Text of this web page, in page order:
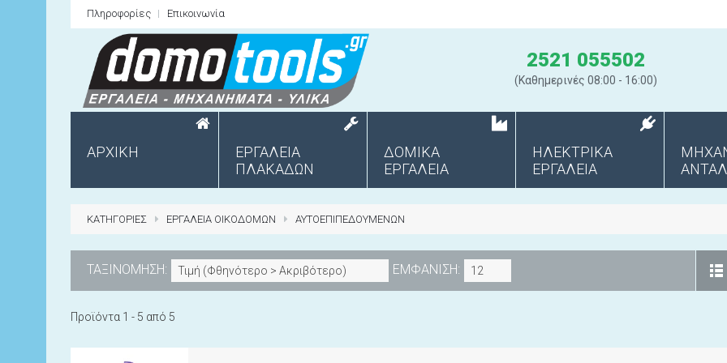
Πληροφορίες Επικοινωνία
2521 055502
(Καθημερινές 08:00 - 16:00)
ΑΡΧΙΚΗ
ΕΡΓΑΛΕΙΑ
ΠΛΑΚΑΔΩΝ
ΔΟΜΙΚΑ
ΕΡΓΑΛΕΙΑ
ΗΛΕΚΤΡΙΚΑ
ΕΡΓΑΛΕΙΑ
ΚΑΤΗΓΟΡΙΕΣ ΕΡΓΑΛΕΙΑ ΟΙΚΟΔΟΜΩΝ ΑΥΤΟΕΠΙΠΕΔΟΥΜΕΝΩΝ
ΤΑΞΙΝΟΜΗΣΗ: Τιμή (Φθηνότερο > Ακριβότερο) ΕΜΦΑΝΙΣΗ: 12
Προϊόντα 1 - 5 από 5